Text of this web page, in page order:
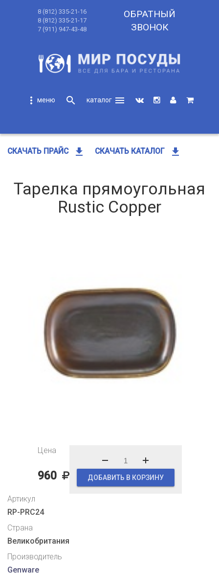
8 (812) 335-21-16
8 (812) 335-21-17
7 (911) 947-43-48
ОБРАТНЫЙ
ЗВОНОК
more_vert search
menu
СКАЧАТЬ ПРАЙС get_app СКАЧАТЬ КАТАЛОГ get_app
Тарелка прямоугольная
Rustic Copper
Цена
960 ДОБАВИТЬ В КОРЗИНУ
Артикул
RP-PRC24
Страна
Великобритания
Производитель
Genware